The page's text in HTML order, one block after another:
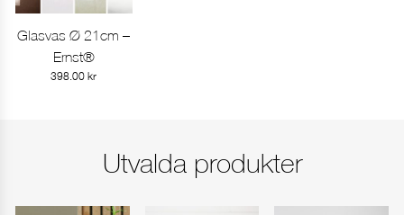
visa produkt
Glasvas Ø 21cm –
Ernst®
398.00kr
Utvalda produkter
Annat datum
FORTSÄTT HANDLA